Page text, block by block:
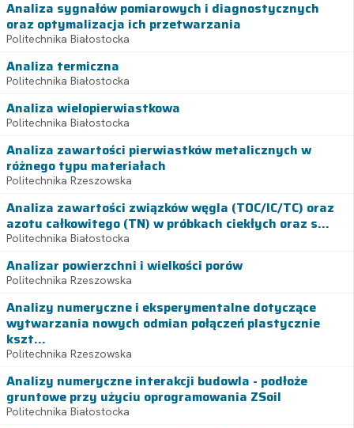
Analiza sygnałów pomiarowych i diagnostycznych
oraz optymalizacja ich przetwarzania
Politechnika Białostocka
Analiza termiczna
Politechnika Białostocka
Analiza wielopierwiastkowa
Politechnika Białostocka
Analiza zawartości pierwiastków metalicznych w
różnego typu materiałach
Politechnika Rzeszowska
Analiza zawartości związków węgla (TOC/IC/TC) oraz
azotu całkowitego (TN) w próbkach ciekłych oraz s...
Politechnika Białostocka
Analizar powierzchni i wielkości porów
Politechnika Rzeszowska
Analizy numeryczne i eksperymentalne dotyczące
wytwarzania nowych odmian połączeń plastycznie
kszt...
Politechnika Rzeszowska
Analizy numeryczne interakcji budowla - podłoże
gruntowe przy użyciu oprogramowania ZSoil
Politechnika Białostocka